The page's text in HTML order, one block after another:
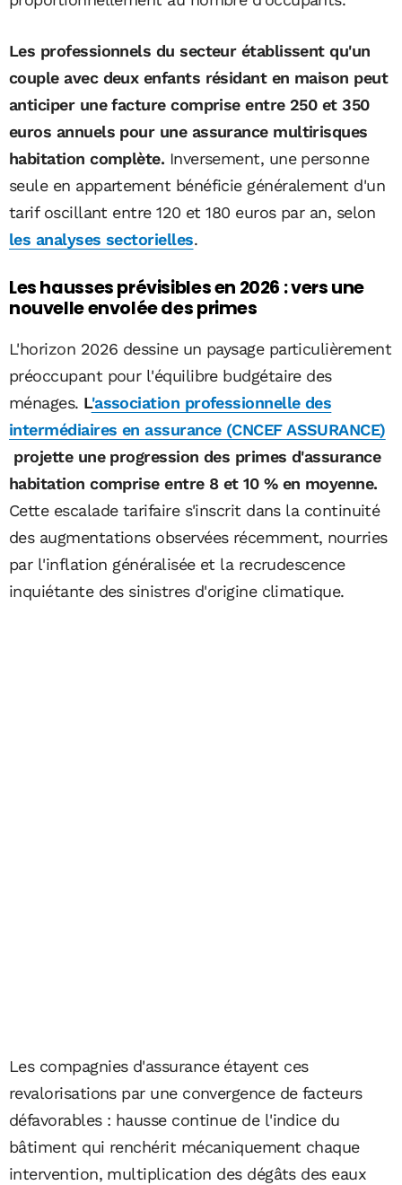
Les professionnels du secteur établissent qu'un
couple avec deux enfants résidant en maison peut
anticiper une facture comprise entre 250 et 350
euros annuels pour une assurance multirisques
habitation complète. Inversement, une personne
seule en appartement bénéficie généralement d'un
tarif oscillant entre 120 et 180 euros par an, selon
les analyses sectorielles.
Les hausses prévisibles en 2026 : vers une
nouvelle envolée des primes
L'horizon 2026 dessine un paysage particulièrement
préoccupant pour l'équilibre budgétaire des
ménages. L'association professionnelle des
intermédiaires en assurance (CNCEF ASSURANCE)
projette une progression des primes d'assurance
habitation comprise entre 8 et 10 % en moyenne.
Cette escalade tarifaire s'inscrit dans la continuité
des augmentations observées récemment, nourries
par l'inflation généralisée et la recrudescence
inquiétante des sinistres d'origine climatique.
Les compagnies d'assurance étayent ces
revalorisations par une convergence de facteurs
défavorables : hausse continue de l'indice du
bâtiment qui renchérit mécaniquement chaque
intervention, multiplication des dégâts des eaux